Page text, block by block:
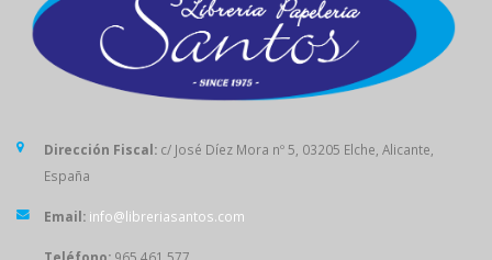
Dirección Fiscal: c/ José Díez Mora nº 5, 03205 Elche, Alicante,
España
Email: info@libreriasantos.com